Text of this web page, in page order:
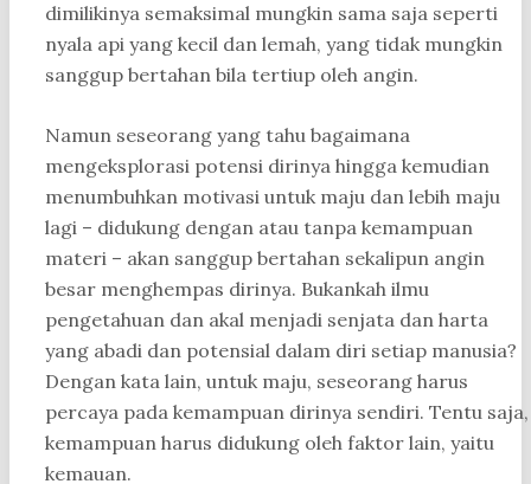
dimilikinya semaksimal mungkin sama saja seperti
nyala api yang kecil dan lemah, yang tidak mungkin
sanggup bertahan bila tertiup oleh angin.
Namun seseorang yang tahu bagaimana
mengeksplorasi potensi dirinya hingga kemudian
menumbuhkan motivasi untuk maju dan lebih maju
lagi – didukung dengan atau tanpa kemampuan
materi – akan sanggup bertahan sekalipun angin
besar menghempas dirinya. Bukankah ilmu
pengetahuan dan akal menjadi senjata dan harta
yang abadi dan potensial dalam diri setiap manusia?
Dengan kata lain, untuk maju, seseorang harus
percaya pada kemampuan dirinya sendiri. Tentu saja,
kemampuan harus didukung oleh faktor lain, yaitu
kemauan.